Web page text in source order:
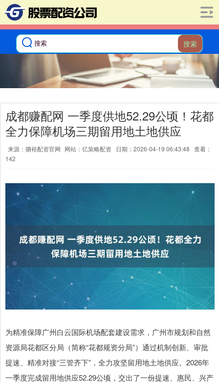
搜索
成都赚配网 一季度供地52.29公顷！花都
全力保障机场三期留用地土地供应
来源：驷裕配资官网 网站：亿策略配资 日期：2026-04-19 06:43:48 查看：
142
为精准保障广州白云国际机场配套建设需求，广州市规划和自然
资源局花都区分局（简称“花都规资分局”）通过机制创新、审批
提速、精准对接“三管齐下”，全力攻坚留用地土地供应。2026年
一季度完成留用地供应52.29公顷，交出了一份提速、惠民、兴产